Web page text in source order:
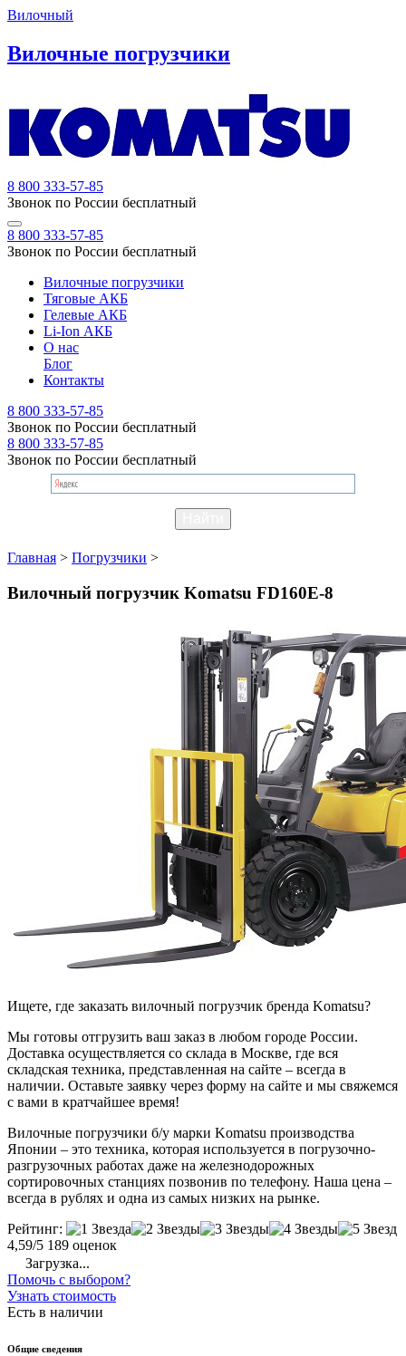
Вилочный
Вилочные погрузчики
8 800 333-57-85
Звонок по России бесплатный
8 800 333-57-85
Звонок по России бесплатный
Вилочные погрузчики
Тяговые АКБ
Гелевые АКБ
Li-Ion АКБ
О нас
Блог
Контакты
8 800 333-57-85
Звонок по России бесплатный
8 800 333-57-85
Звонок по России бесплатный
Главная > Погрузчики >
Вилочный погрузчик Komatsu FD160E-8
Ищете, где заказать вилочный погрузчик бренда Komatsu?
Мы готовы отгрузить ваш заказ в любом городе России.
Доставка осуществляется со склада в Москве, где вся
складская техника, представленная на сайте – всегда в
наличии. Оставьте заявку через форму на сайте и мы свяжемся
с вами в кратчайшее время!
Вилочные погрузчики б/у марки Komatsu производства
Японии – это техника, которая используется в погрузочно-
разгрузочных работах даже на железнодорожных
сортировочных станциях позвонив по телефону. Наша цена –
всегда в рублях и одна из самых низких на рынке.
Рейтинг:
4,59/5 189 оценок
Загрузка...
Помочь с выбором?
Узнать стоимость
Есть в наличии
Общие сведения